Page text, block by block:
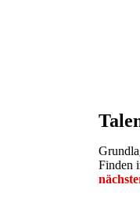
Finden